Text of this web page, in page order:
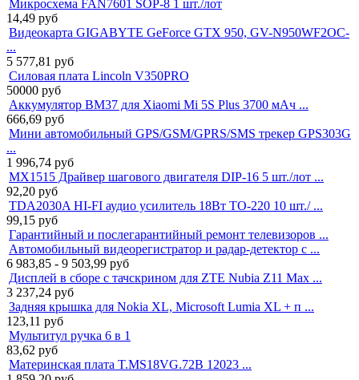
Микросхема FAN7601 SOP-8 1 шт./лот
14,49 руб
Видеокарта GIGABYTE GeForce GTX 950, GV-N950WF2OC-
...
5 577,81 руб
Силовая плата Lincoln V350PRO
50000 руб
Аккумулятор BM37 для Xiaomi Mi 5S Plus 3700 мАч ...
666,69 руб
Мини автомобильный GPS/GSM/GPRS/SMS трекер GPS303G
...
1 996,74 руб
MX1515 Драйвер шагового двигателя DIP-16 5 шт./лот ...
92,20 руб
TDA2030A HI-FI аудио усилитель 18Вт TO-220 10 шт./ ...
99,15 руб
Гарантийный и послегарантийный ремонт телевизоров ...
Автомобильный видеорегистратор и радар-детектор с ...
6 983,85 - 9 503,99 руб
Дисплей в сборе с тачскрином для ZTE Nubia Z11 Max ...
3 237,24 руб
Задняя крышка для Nokia XL, Microsoft Lumia XL + п ...
123,11 руб
Мультитул ручка 6 в 1
83,62 руб
Материнская плата T.MS18VG.72B 12023 ...